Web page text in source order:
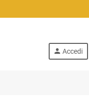
person Accedi